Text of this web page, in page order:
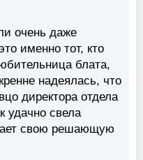
очень даже
именно тот, кто
блата,
надеялась, что
директора отдела
удачно свела
свою решающую